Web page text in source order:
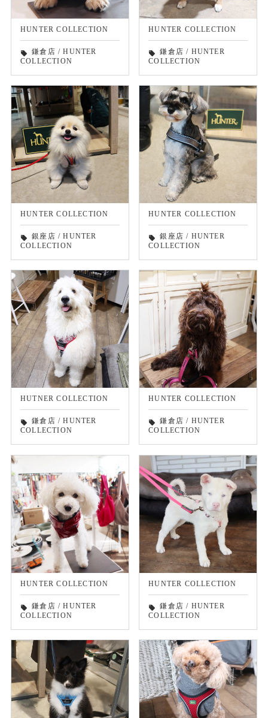
HUNTER COLLECTION
local_offer 鎌倉店 /HUNTER
COLLECTION
HUNTER COLLECTION
local_offer 鎌倉店 / HUNTER
COLLECTION
HUNTER COLLECTION
local_offer 銀座店 /HUNTER
COLLECTION
HUNTER COLLECTION
local_offer 銀座店 / HUNTER
COLLECTION
HUTNER COLLECTION
local_offer 鎌倉店 /HUNTER
COLLECTION
HUNTER COLLECTION
local_offer 鎌倉店 / HUNTER
COLLECTION
HUNTER COLLECTION
local_offer 鎌倉店 /HUNTER
COLLECTION
HUNTER COLLECTION
local_offer 鎌倉店 / HUNTER
COLLECTION